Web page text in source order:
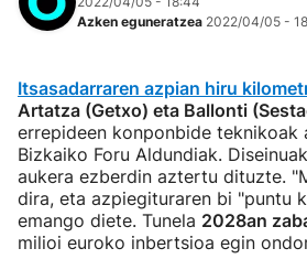
Azken eguneratzea 2022/04/05 -
Itsasadarraren azpian hiru
Artatza (Getxo) eta Ballonti
errepideen konponbide teknikoak
Bizkaiko Foru Aldundiak.
aukera ezberdin aztertu dituzte.
dira, eta azpiegituraren bi "puntu
emango diete. Tunela 2028an
milioi euroko inbertsioa egin